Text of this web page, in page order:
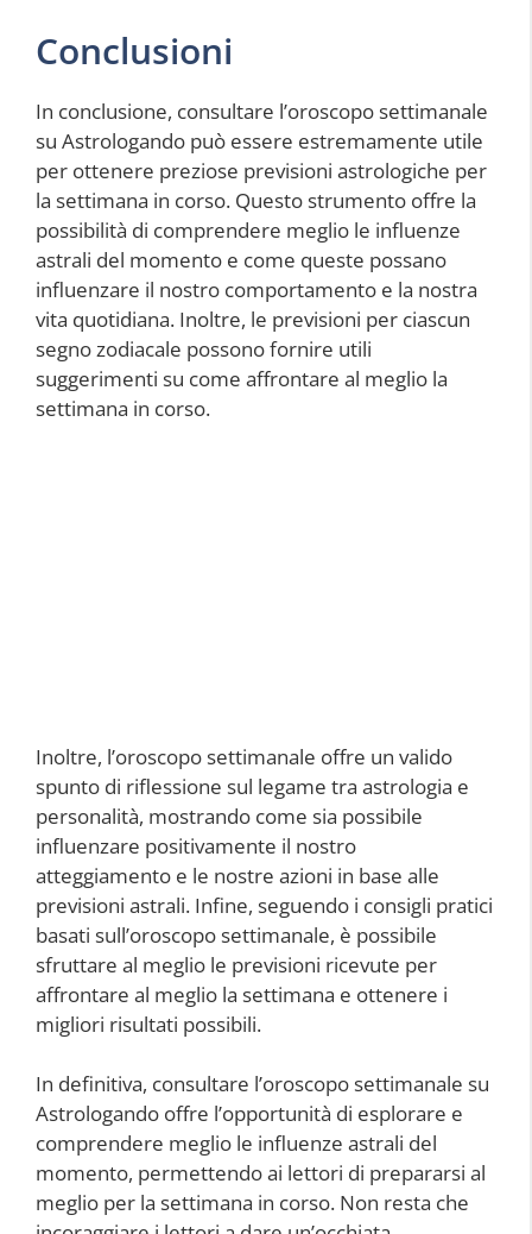
Conclusioni
In conclusione, consultare l’oroscopo settimanale
su Astrologando può essere estremamente utile
per ottenere preziose previsioni astrologiche per
la settimana in corso. Questo strumento offre la
possibilità di comprendere meglio le influenze
astrali del momento e come queste possano
influenzare il nostro comportamento e la nostra
vita quotidiana. Inoltre, le previsioni per ciascun
segno zodiacale possono fornire utili
suggerimenti su come affrontare al meglio la
settimana in corso.
Inoltre, l’oroscopo settimanale offre un valido
spunto di riflessione sul legame tra astrologia e
personalità, mostrando come sia possibile
influenzare positivamente il nostro
atteggiamento e le nostre azioni in base alle
previsioni astrali. Infine, seguendo i consigli pratici
basati sull’oroscopo settimanale, è possibile
sfruttare al meglio le previsioni ricevute per
affrontare al meglio la settimana e ottenere i
migliori risultati possibili.
In definitiva, consultare l’oroscopo settimanale su
Astrologando offre l’opportunità di esplorare e
comprendere meglio le influenze astrali del
momento, permettendo ai lettori di prepararsi al
meglio per la settimana in corso. Non resta che